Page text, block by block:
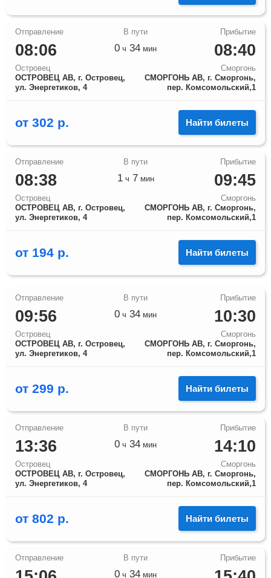
08:06
Островец
ОСТРОВЕЦ АВ, г. Островец,
ул. Энергетиков, 4
08:40
Сморгонь
СМОРГОНЬ АВ, г. Сморгонь,
пер. Комсомольский,1
0 ч 34 мин
от 302 р. Найти билеты
08:38
Островец
ОСТРОВЕЦ АВ, г. Островец,
ул. Энергетиков, 4
09:45
Сморгонь
СМОРГОНЬ АВ, г. Сморгонь,
пер. Комсомольский,1
1ч 7 мин
от 194 р. Найти билеты
09:56
Островец
ОСТРОВЕЦ АВ, г. Островец,
ул. Энергетиков, 4
10:30
Сморгонь
СМОРГОНЬ АВ, г. Сморгонь,
пер. Комсомольский,1
0 ч 34 мин
от 299 р. Найти билеты
13:36
Островец
ОСТРОВЕЦ АВ, г. Островец,
ул. Энергетиков, 4
14:10
Сморгонь
СМОРГОНЬ АВ, г. Сморгонь,
пер. Комсомольский,1
0 ч 34 мин
от 802 р. Найти билеты
0 ч 34 мин